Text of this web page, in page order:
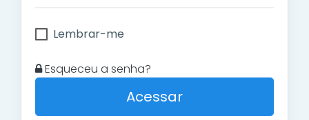
Lembrar-me
Esqueceu a senha?
Acessar